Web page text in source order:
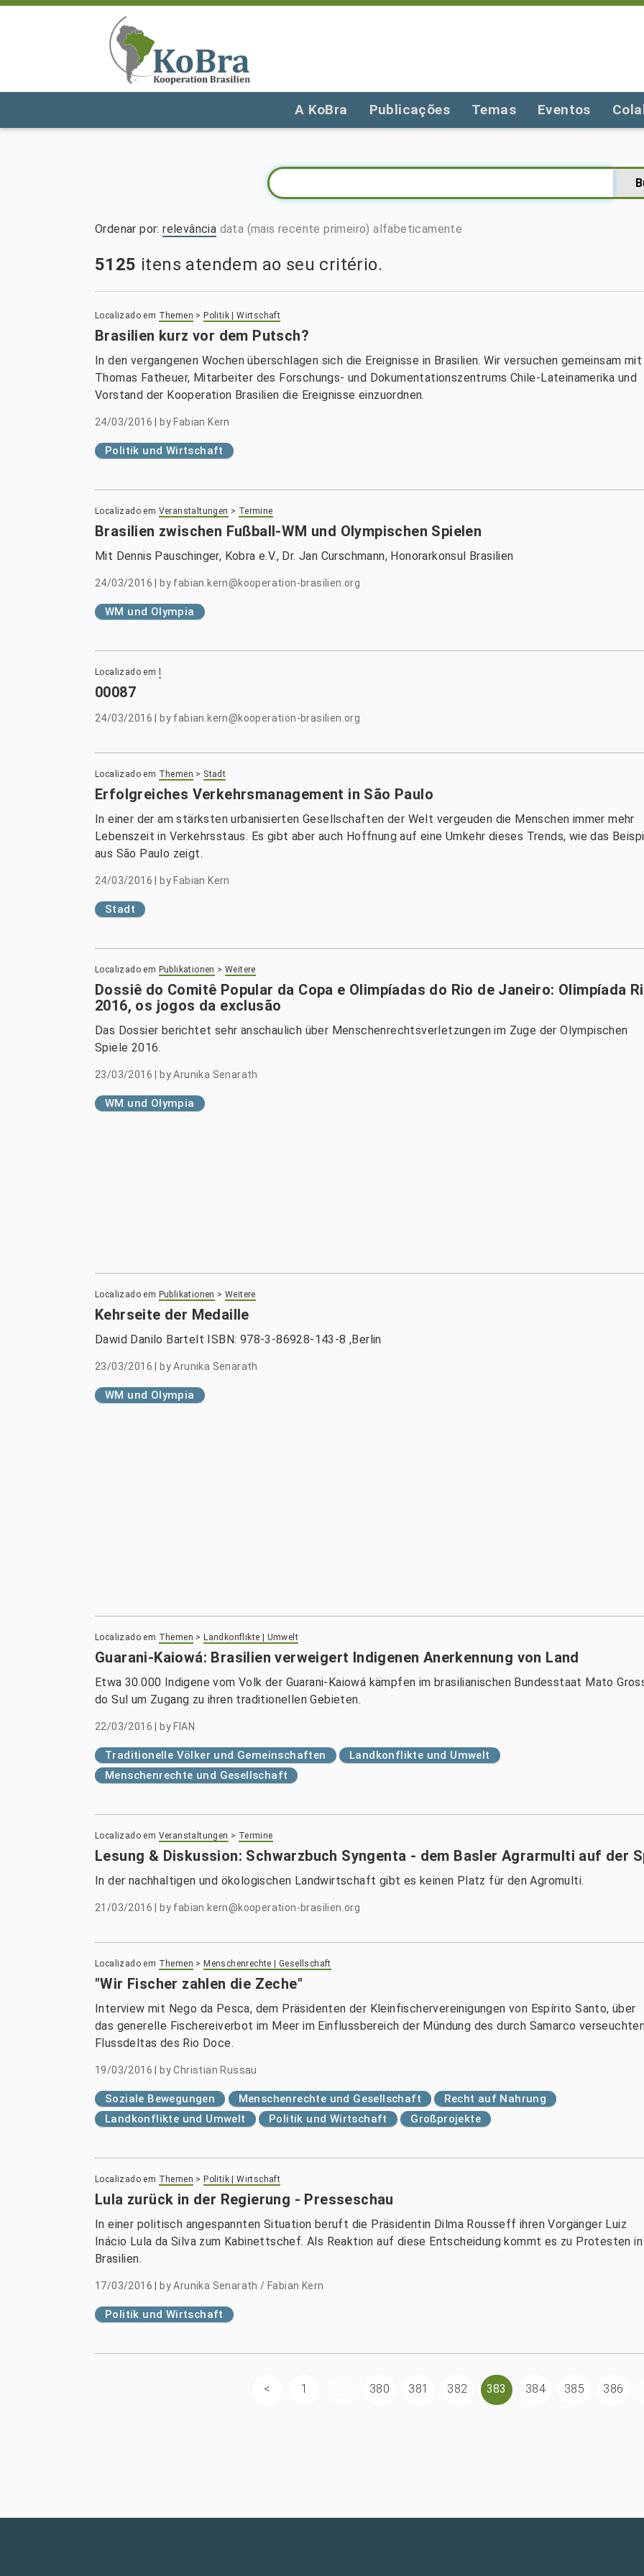
A KoBra Publicações Temas Eventos
Ordenar por:relevância data (mais recente primeiro) alfabeticamente
5125 itens atendem ao seu critério.
Localizado em Themen > Politik | Wirtschaft
Brasilien kurz vor dem Putsch?
In den vergangenen Wochen überschlagen sich die Ereignisse in Brasilien. Wir versuchen gemeinsam mit
Thomas Fatheuer, Mitarbeiter des Forschungs- und Dokumentationszentrums Chile-Lateinamerika und
Vorstand der Kooperation Brasilien die Ereignisse einzuordnen.
24/03/2016 by Fabian Kern
Politik und Wirtschaft
Localizado em Veranstaltungen > Termine
Brasilien zwischen Fußball-WM und Olympischen Spielen
Mit Dennis Pauschinger, Kobra e.V., Dr. Jan Curschmann, Honorarkonsul Brasilien
24/03/2016 by fabian.kern@kooperation-brasilien.org
WM und Olympia
Localizado em
00087
24/03/2016 by fabian.kern@kooperation-brasilien.org
Localizado em Themen > Stadt
Erfolgreiches Verkehrsmanagement in São Paulo
In einer der am stärksten urbanisierten Gesellschaften der Welt vergeuden die Menschen immer mehr
Lebenszeit in Verkehrsstaus. Es gibt aber auch Hoffnung auf eine Umkehr dieses Trends, wie das
aus São Paulo zeigt.
24/03/2016 by Fabian Kern
Stadt
Localizado em Publikationen >Weitere
Dossiê do Comitê Popular da Copa e Olimpíadas do Rio de Janeiro: Olimpíada
2016, os jogos da exclusão
Das Dossier berichtet sehr anschaulich über Menschenrechtsverletzungen im Zuge der Olympischen
Spiele 2016.
23/03/2016 byArunika Senarath
WM und Olympia
Localizado em Publikationen >Weitere
Kehrseite der Medaille
Dawid Danilo Bartelt ISBN: 978-3-86928-143-8 ,Berlin
23/03/2016 byArunika Senarath
WM und Olympia
Localizado em Themen > Landkonflikte | Umwelt
Guarani-Kaiowá: Brasilien verweigert Indigenen Anerkennung von Land
Etwa 30.000 Indigene vom Volk der Guarani-Kaiowá kämpfen im brasilianischen Bundesstaat Mato
do Sul um Zugang zu ihren traditionellen Gebieten.
22/03/2016 by FIAN
Traditionelle Völker und Gemeinschaften
Landkonflikte und Umwelt
Menschenrechte und Gesellschaft
Localizado em Veranstaltungen > Termine
Lesung & Diskussion: Schwarzbuch Syngenta - dem Basler Agrarmulti auf der
In der nachhaltigen und ökologischen Landwirtschaft gibt es keinen Platz für den Agromulti.
21/03/2016 by fabian.kern@kooperation-brasilien.org
Localizado em Themen > Menschenrechte | Gesellschaft
"Wir Fischer zahlen die Zeche"
Interview mit Nego da Pesca, dem Präsidenten der Kleinfischervereinigungen von Espírito Santo, über
das generelle Fischereiverbot im Meer im Einflussbereich der Mündung des durch Samarco
Flussdeltas des Rio Doce.
19/03/2016 byChristian Russau
Soziale Bewegungen Menschenrechte und Gesellschaft
Recht auf Nahrung
Landkonflikte und Umwelt
Politik und Wirtschaft Großprojekte
Localizado em Themen > Politik | Wirtschaft
Lula zurück in der Regierung - Presseschau
In einer politisch angespannten Situation beruft die Präsidentin Dilma Rousseff ihren Vorgänger Luiz
Inácio Lula da Silva zum Kabinettschef. Als Reaktion auf diese Entscheidung kommt es zu Protesten in
Brasilien.
17/03/2016 byArunika Senarath / Fabian Kern
Politik und Wirtschaft
1 ... 380 381 382 383 384 385 386